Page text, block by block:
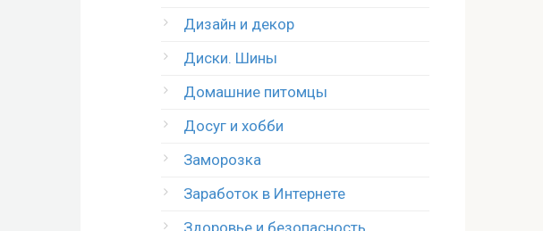
Дизайн и декор
Диски. Шины
Домашние питомцы
Досуг и хобби
Заморозка
Заработок в Интернете
Здоровье и безопасность